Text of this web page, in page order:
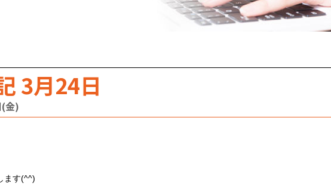
見積書の見方
3月24日
金)
ます(^^)